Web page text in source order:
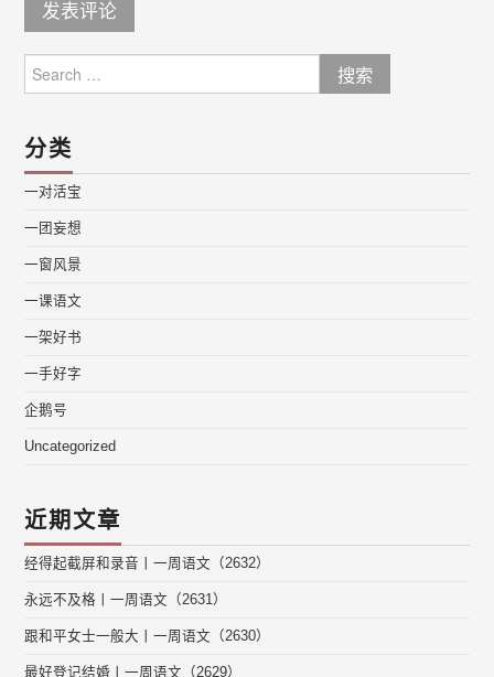
for:
分类
一对活宝
一团妄想
一窗风景
一课语文
一架好书
一手好字
企鹅号
Uncategorized
近期文章
经得起截屏和录音丨一周语文（2632）
永远不及格丨一周语文（2631）
跟和平女士一般大丨一周语文（2630）
最好登记结婚丨一周语文（2629）